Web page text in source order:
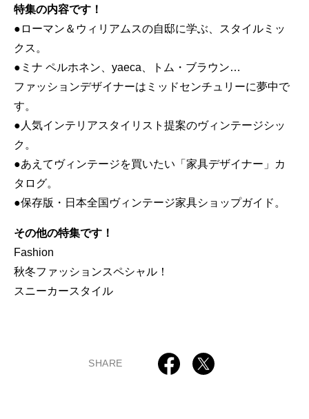
特集の内容です！
●ローマン＆ウィリアムスの自邸に学ぶ、スタイルミッ
クス。
●ミナ ペルホネン、yaeca、トム・ブラウン…
ファッションデザイナーはミッドセンチュリーに夢中で
す。
●人気インテリアスタイリスト提案のヴィンテージシッ
ク。
●あえてヴィンテージを買いたい「家具デザイナー」カ
タログ。
●保存版・日本全国ヴィンテージ家具ショップガイド。
その他の特集です！
Fashion
秋冬ファッションスペシャル！
スニーカースタイル
SHARE